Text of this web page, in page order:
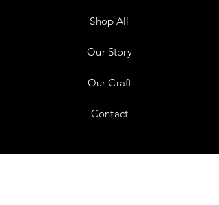
Shop All
Our Story
Our Craft
Contact